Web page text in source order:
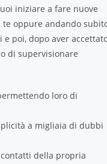
iniziare a fare nuove
oppure andando
poi, dopo aver
di supervisionare
loro di
a migliaia di dubbi
della propria